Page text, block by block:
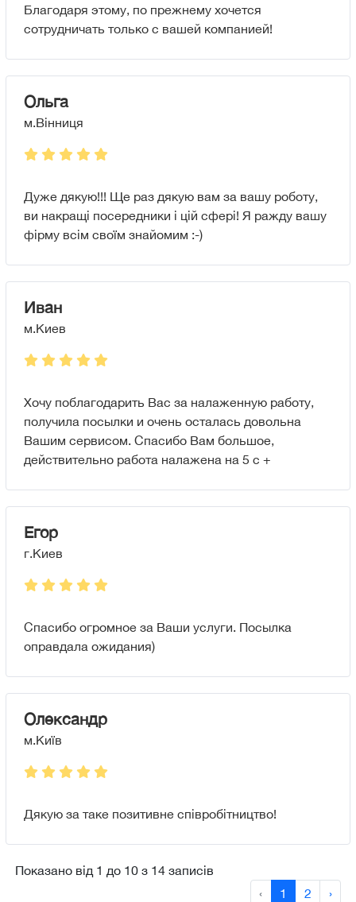
Благодаря этому, по прежнему хочется
сотрудничать только с вашей компанией!
Ольга
м.Вінниця
Дуже дякую!!! Ще раз дякую вам за вашу роботу,
ви накращі посередники і цій сфері! Я ражду вашу
фірму всім своїм знайомим :-)
Иван
м.Киев
Хочу поблагодарить Вас за налаженную работу,
получила посылки и очень осталась довольна
Вашим сервисом. Спасибо Вам большое,
действительно работа налажена на 5 с +
Егор
г.Киев
Спасибо огромное за Ваши услуги. Посылка
оправдала ожидания)
Олександр
м.Київ
Дякую за таке позитивне співробітництво!
Показано від 1 до 10 з 14 записів
‹
1 2 ›